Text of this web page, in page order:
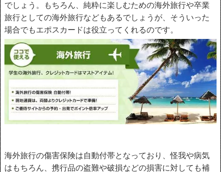
でしょう。もちろん、純粋に楽しむための海外旅行や卒業
旅行としての海外旅行などもあるでしょうが、そういった
場合でもエポスカードは役立ってくれるのです。
海外旅行の傷害保険は自動付帯となっており、怪我や病気
はもちろん、携行品の盗難や破損などの損害に対しても補